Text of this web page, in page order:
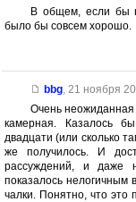
В общем, если бы
было бы совсем хорошо.
bbg, 21 ноября
Очень неожиданная
камерная. Казалось
двадцати (или сколько
же получилось. И
рассуждений, и даже
показалось нелогичным
чалки. Понятно, что это